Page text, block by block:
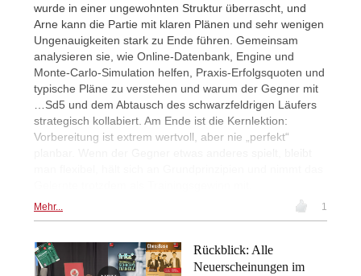
wurde in einer ungewohnten Struktur überrascht, und
Arne kann die Partie mit klaren Plänen und sehr wenigen
Ungenauigkeiten stark zu Ende führen. Gemeinsam
analysieren sie, wie Online-Datenbank, Engine und
Monte-Carlo-Simulation helfen, Praxis-Erfolgsquoten und
typische Pläne zu verstehen und warum der Gegner mit
…Sd5 und dem Abtausch des schwarzfeldrigen Läufers
strategisch kollabiert. Am Ende ist die Kernlektion:
Vorbereitung ist extrem wertvoll, aber nie „perfekt“
Mehr... 1
Rückblick: Alle
Neuerscheinungen im